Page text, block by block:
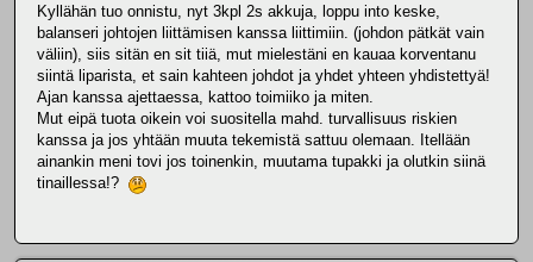
Kyllähän tuo onnistu, nyt 3kpl 2s akkuja, loppu into keske,
balanseri johtojen liittämisen kanssa liittimiin. (johdon pätkät vain
väliin), siis sitän en sit tiiä, mut mielestäni en kauaa korventanu
siintä liparista, et sain kahteen johdot ja yhdet yhteen yhdistettyä!
Ajan kanssa ajettaessa, kattoo toimiiko ja miten.
Mut eipä tuota oikein voi suositella mahd. turvallisuus riskien
kanssa ja jos yhtään muuta tekemistä sattuu olemaan. Itellään
ainankin meni tovi jos toinenkin, muutama tupakki ja olutkin siinä
tinaillessa!?